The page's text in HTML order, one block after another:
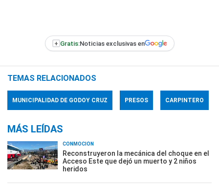
+ Gratis:Noticias exclusivas en
TEMAS RELACIONADOS
MUNICIPALIDAD DE GODOY CRUZ PRESOS CARPINTERO
MÁS LEÍDAS
CONMOCIÓN
Reconstruyeron la mecánica del choque en el
Acceso Este que dejó un muerto y 2 niños
heridos